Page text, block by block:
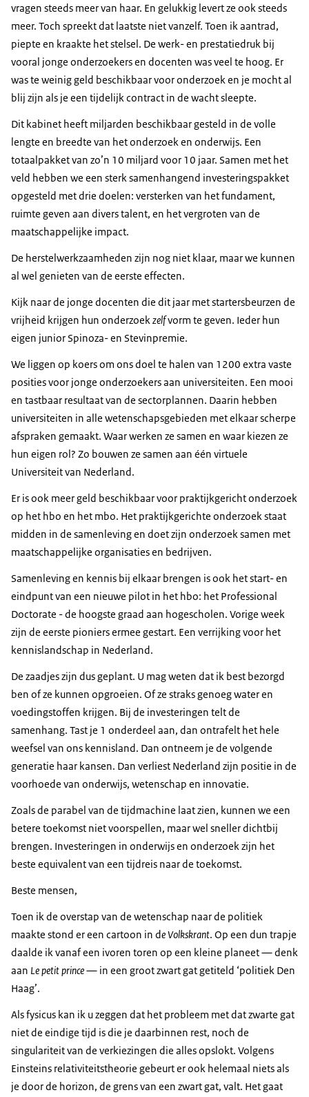
vragen steeds meer van haar. En gelukkig levert ze ook steeds
meer. Toch spreekt dat laatste niet vanzelf. Toen ik aantrad,
piepte en kraakte het stelsel. De werk- en prestatiedruk bij
vooral jonge onderzoekers en docenten was veel te hoog. Er
was te weinig geld beschikbaar voor onderzoek en je mocht al
blij zijn als je een tijdelijk contract in de wacht sleepte.
Dit kabinet heeft miljarden beschikbaar gesteld in de volle
lengte en breedte van het onderzoek en onderwijs. Een
totaalpakket van zo’n 10 miljard voor 10 jaar. Samen met het
veld hebben we een sterk samenhangend investeringspakket
opgesteld met drie doelen: versterken van het fundament,
ruimte geven aan divers talent, en het vergroten van de
maatschappelijke impact.
De herstelwerkzaamheden zijn nog niet klaar, maar we kunnen
al wel genieten van de eerste effecten.
Kijk naar de jonge docenten die dit jaar met startersbeurzen de
vrijheid krijgen hun onderzoekzelfvorm te geven. Ieder hun
eigen junior Spinoza- en Stevinpremie.
We liggen op koers om ons doel te halen van 1200 extra vaste
posities voor jonge onderzoekers aan universiteiten. Een mooi
en tastbaar resultaat van de sectorplannen. Daarin hebben
universiteiten in alle wetenschapsgebieden met elkaar scherpe
afspraken gemaakt. Waar werken ze samen en waar kiezen ze
hun eigen rol? Zo bouwen ze samen aan één virtuele
Universiteit van Nederland.
Er is ook meer geld beschikbaar voor praktijkgericht onderzoek
op het hbo en het mbo. Het praktijkgerichte onderzoek staat
midden in de samenleving en doet zijn onderzoek samen met
maatschappelijke organisaties en bedrijven.
Samenleving en kennis bij elkaar brengen is ook het start- en
eindpunt van een nieuwe pilot in het hbo: het Professional
Doctorate - de hoogste graad aan hogescholen. Vorige week
zijn de eerste pioniers ermee gestart. Een verrijking voor het
kennislandschap in Nederland.
De zaadjes zijn dus geplant. U mag weten dat ik best bezorgd
ben of ze kunnen opgroeien. Of ze straks genoeg water en
voedingstoffen krijgen. Bij de investeringen telt de
samenhang. Tast je 1 onderdeel aan, dan ontrafelt het hele
weefsel van ons kennisland. Dan ontneem je de volgende
generatie haar kansen. Dan verliest Nederland zijn positie in de
voorhoede van onderwijs, wetenschap en innovatie.
Zoals de parabel van de tijdmachine laat zien, kunnen we een
betere toekomst niet voorspellen, maar wel sneller dichtbij
brengen. Investeringen in onderwijs en onderzoek zijn het
beste equivalent van een tijdreis naar de toekomst.
Beste mensen,
Toen ik de overstap van de wetenschap naar de politiek
maakte stond er een cartoon in de Volkskrant. Op een dun trapje
daalde ik vanaf een ivoren toren op een kleine planeet — denk
aan Le petit prince— in een groot zwart gat getiteld ‘politiek Den
Haag’.
Als fysicus kan ik u zeggen dat het probleem met dat zwarte gat
niet de eindige tijd is die je daarbinnen rest, noch de
singulariteit van de verkiezingen die alles opslokt. Volgens
Einsteins relativiteitstheorie gebeurt er ook helemaal niets als
je door de horizon, de grens van een zwart gat, valt. Het gaat